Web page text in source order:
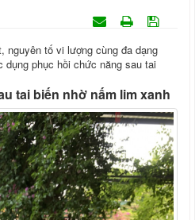
nguyên tố vi lượng cùng đa dạng
phục hồi chức năng sau tai
tai biến nhờ nấm lim xanh